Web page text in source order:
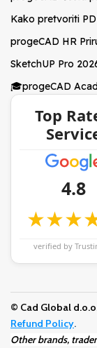
Kako pretvoriti
progeCAD HR
SketchUP Pro
🎓progeCAD
Top
4.8
verified by
© Cad Global
Refund Policy.
Other brands,